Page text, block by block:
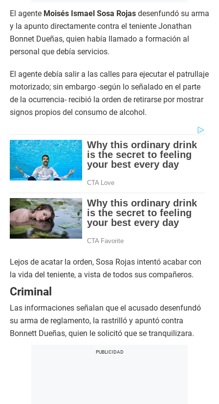
El agente Moisés Ismael Sosa Rojas desenfundó su arma
y la apunto directamente contra el teniente Jonathan
Bonnet Dueñas, quien había llamado a formación al
personal que debía servicios.
El agente debía salir a las calles para ejecutar el patrullaje
motorizado; sin embargo -según lo señalado en el parte
de la ocurrencia- recibió la orden de retirarse por mostrar
signos propios del consumo de alcohol.
Lejos de acatar la orden, Sosa Rojas intentó acabar con
la vida del teniente, a vista de todos sus compañeros.
Criminal
Las informaciones señalan que el acusado desenfundó
su arma de reglamento, la rastrilló y apuntó contra
Bonnett Dueñas, quien le solicitó que se tranquilizara.